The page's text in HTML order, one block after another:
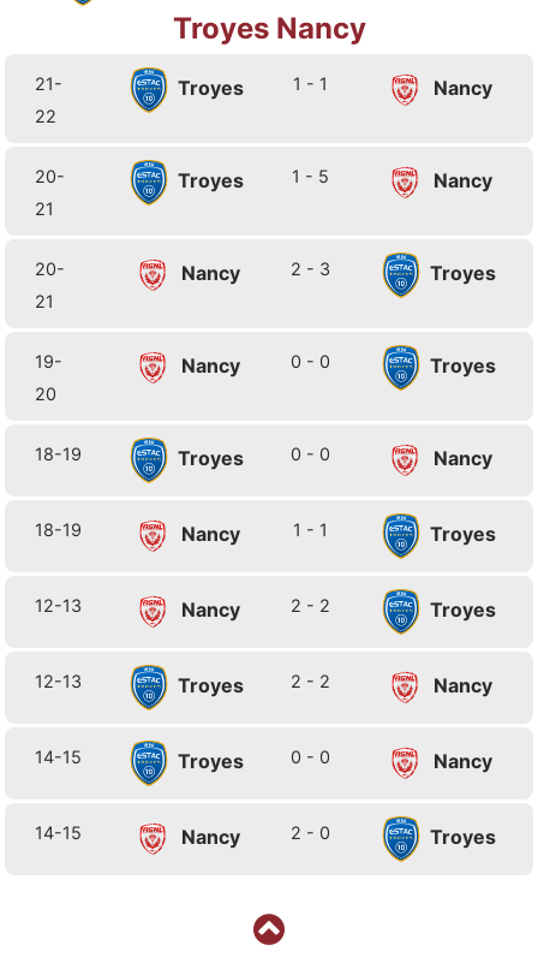
Troyes Nancy
21-
22
Troyes 1 - 1 Nancy
20-
21
Troyes 1 - 5 Nancy
20-
21
Nancy 2 - 3 Troyes
19-
20
Nancy 0 - 0 Troyes
18-19 Troyes 0 - 0 Nancy
18-19 Nancy 1 - 1 Troyes
12-13 Nancy 2 - 2 Troyes
12-13 Troyes 2 - 2 Nancy
14-15 Troyes 0 - 0 Nancy
14-15 Nancy 2 - 0 Troyes